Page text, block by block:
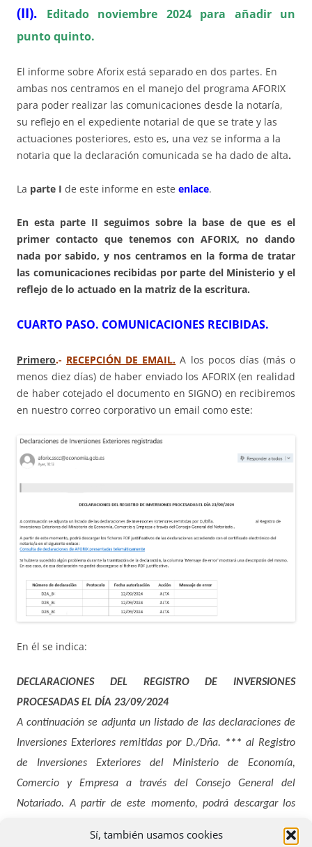
Sí, también usamos cookies
(II).
Editado noviembre 2024 para añadir un
punto quinto.
El informe sobre Aforix está separado en dos partes. En
ambas nos centramos en el manejo del programa AFORIX
para poder realizar las comunicaciones desde la notaría,
su reflejo en el expediente notarial de que se trate y las
actuaciones posteriores, esto es, una vez se informa a la
notaria que la declaración comunicada se ha dado de alta.
La parte I de este informe en este enlace.
En esta parte II seguimos sobre la base de que es el
primer contacto que tenemos con AFORIX, no dando
nada por sabido, y nos centramos en la forma de tratar
las comunicaciones recibidas por parte del Ministerio y el
reflejo de lo actuado en la matriz de la escritura.
CUARTO PASO. COMUNICACIONES RECIBIDAS.
Primero.- RECEPCIÓN DE EMAIL. A los pocos días (más o
menos diez días) de haber enviado los AFORIX (en realidad
de haber cotejado el documento en SIGNO) en recibiremos
en nuestro correo corporativo un email como este:
En él se indica:
DECLARACIONES DEL REGISTRO DE INVERSIONES
PROCESADAS EL DÍA 23/09/2024
A continuación se adjunta un listado de las declaraciones de
Inversiones Exteriores remitidas por D./Dña. *** al Registro
de Inversiones Exteriores del Ministerio de Economía,
Comercio y Empresa a través del Consejo General del
Notariado.A partir de este momento, podrá descargar los
con el certificado electrónico del notario/a en el siguiente